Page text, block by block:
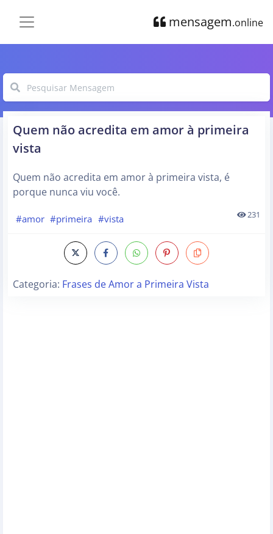
mensagem.online
Quem não acredita em amor à primeira
vista
Quem não acredita em amor à primeira vista, é
porque nunca viu você.
#amor #primeira #vista 231
Categoria: Frases de Amor a Primeira Vista